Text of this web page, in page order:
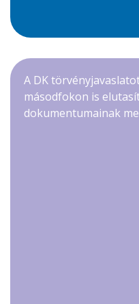
A DK
másodfokon is
dokumentumainak